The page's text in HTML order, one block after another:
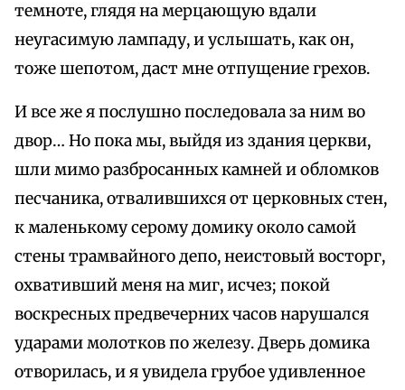
темноте, глядя на мерцающую вдали
неугасимую лампаду, и услышать, как он,
тоже шепотом, даст мне отпущение грехов.
И все же я послушно последовала за ним во
двор… Но пока мы, выйдя из здания церкви,
шли мимо разбросанных камней и обломков
песчаника, отвалившихся от церковных стен,
к маленькому серому домику около самой
стены трамвайного депо, неистовый восторг,
охвативший меня на миг, исчез; покой
воскресных предвечерних часов нарушался
ударами молотков по железу. Дверь домика
отворилась, и я увидела грубое удивленное